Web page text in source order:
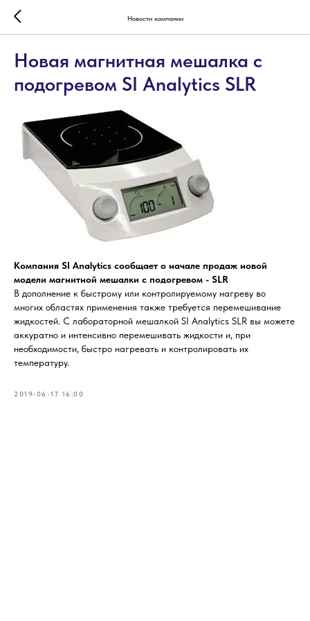
Новости компании
Новая магнитная мешалка с
подогревом SI Analytics SLR
Компания SI Analytics сообщает о начале продаж новой
модели магнитной мешалки с подогревом - SLR
В дополнение к быстрому или контролируемому нагреву во
многих областях применения также требуется перемешивание
жидкостей. C лабораторной мешалкой SI Analytics SLR вы можете
аккуратно и интенсивно перемешивать жидкости и, при
необходимости, быстро нагревать и контролировать их
температуру.
2019-06-17 16:00